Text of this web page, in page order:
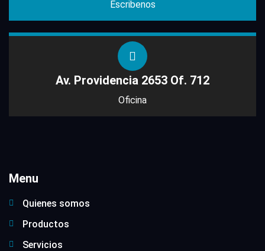
Escribenos
Av. Providencia 2653 Of. 712
Oficina
Menu
Quienes somos
Productos
Servicios